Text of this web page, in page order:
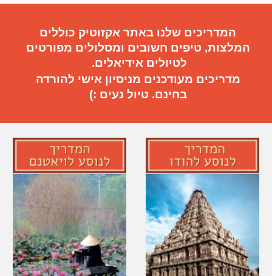
המדריכים שלנו באתר אקזוטיק כוללים
המלצות, טיפים חשובים ומסלולים מפורטים
לטיולים אידיאלים.
מדריכים מעודכנים מניסיון אישי להורדה
בחינם. טיול נעים :)